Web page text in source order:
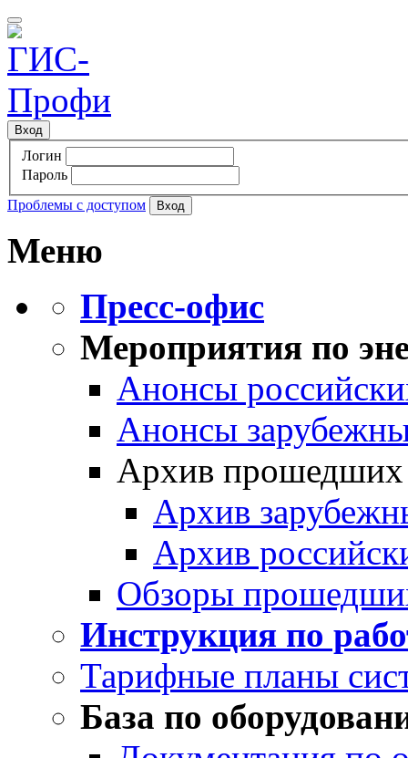
Вход
Логин
Пароль
Проблемы с доступом
Меню
Пресс-офис
Мероприятия по
Анонсы
Анонсы
Архив прошедших
Архив
Архив
Обзоры
Инструкция по
Тарифные планы
База по